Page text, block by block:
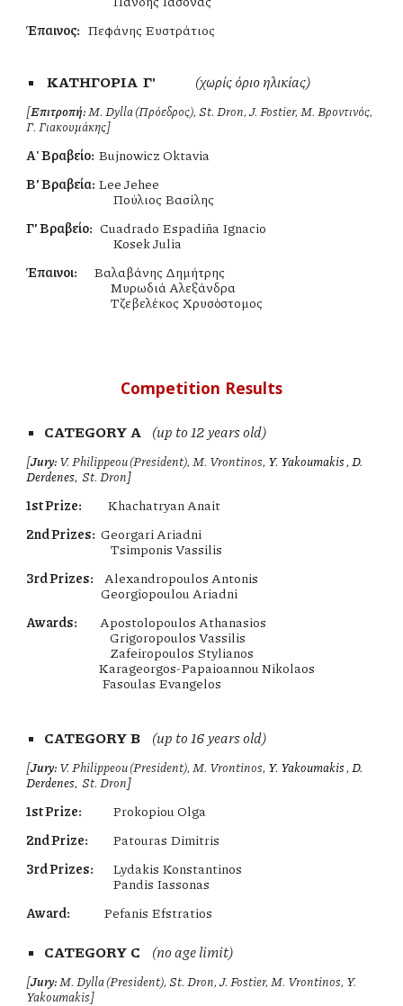
Έπαινος: Πεφάνης Ευστράτιος
ΚΑΤΗΓΟΡΙΑ Γ' (χωρίς όριο ηλικίας)
[Επιτροπή:M. Dylla (Πρόεδρος), St. Dron, J. Fostier, Μ. Βροντινός,
Γ. Γιακουμάκης]
Α' Βραβείο: Bujnowicz Oktavia
Β΄' Βραβεία: Lee Jehee
Πούλιος Βασίλης
Γ΄' Βραβείo: Cuadrado Espadiña Ignacio
Kosek Julia
Έπαινοι: Βαλαβάνης Δημήτρης
Μυρωδιά Αλεξάνδρα
Τζεβελέκος Χρυσόστομος
Competition Results
CATEGORY A (up to 12 years old)
[Jury: V. Philippeou (President), M. Vrontinos, Y. Yakoumakis , D.
Derdenes, St. Dron]
1st Prize:
Khachatryan Anait
2nd Prizes: Georgari Ariadni
Tsimponis Vassilis
3rd Prizes: Alexandropoulos Antonis
Georgiopoulou Ariadni
Awards:
Apostolopoulos Athanasios
Grigoropoulos Vassilis
Zafeiropoulos Stylianos
Karageorgos-Papaioannou Nikolaos
Fasoulas Evangelos
CATEGORY B (up to 16 years old)
[Jury: V. Philippeou (President), M. Vrontinos, Y. Yakoumakis , D.
Derdenes, St. Dron]
1st Prize:
Prokopiou Olga
2nd Prize:
Patouras Dimitris
3rd Prizes:
Lydakis Konstantinos
Pandis Iassonas
Award:
Pefanis Efstratios
CATEGORY C (no age limit)
[Jury:M. Dylla (President), St. Dron, J. Fostier, M. Vrontinos, Y.
Yakoumakis]